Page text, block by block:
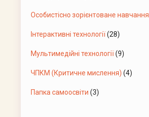
Особистісно зорієнтоване навчання
Інтерактивні технології (28)
Мультимедійні технології (9)
ЧПКМ (Критичне мислення) (4)
Папка самоосвіти (3)